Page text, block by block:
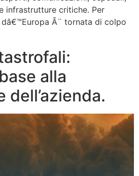
infrastrutture critiche. Per
Ã¨ tornata di colpo
alla
dell’azienda.